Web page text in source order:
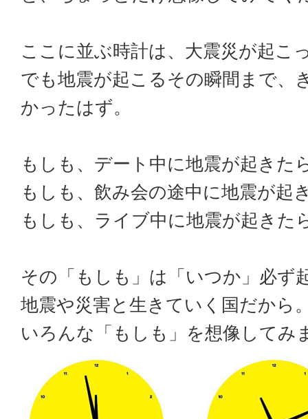
ここに並ぶ時計は、大震災が起こ
でも地震が起こるその瞬間まで、
かったはず。
もしも、デート中に地震が起きた
もしも、飲み会の途中に地震が起
もしも、ライブ中に地震が起きた
その「もしも」は「いつか」必ず
地震や災害と生きていく国だから
いろんな「もしも」を想像してみ